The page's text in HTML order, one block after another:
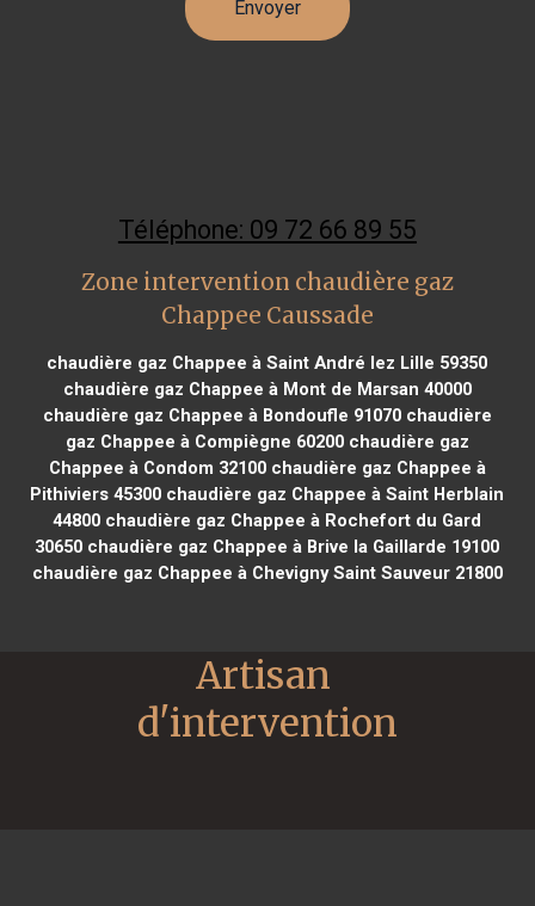
Téléphone: 09 72 66 89 55
Zone intervention chaudière gaz
Chappee Caussade
chaudière gaz Chappee à Saint André lez Lille 59350
chaudière gaz Chappee à Mont de Marsan 40000
chaudière gaz Chappee à Bondoufle 91070chaudière
gaz Chappee à Compiègne 60200chaudière gaz
Chappee à Condom 32100chaudière gaz Chappee à
Pithiviers 45300 chaudière gaz Chappee à Saint Herblain
44800 chaudière gaz Chappee à Rochefort du Gard
30650 chaudière gaz Chappee à Brive la Gaillarde 19100
chaudière gaz Chappee à Chevigny Saint Sauveur 21800
Artisan
d'intervention